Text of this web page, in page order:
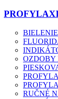
BIELENIE
OZDOBY
RUČNÉ